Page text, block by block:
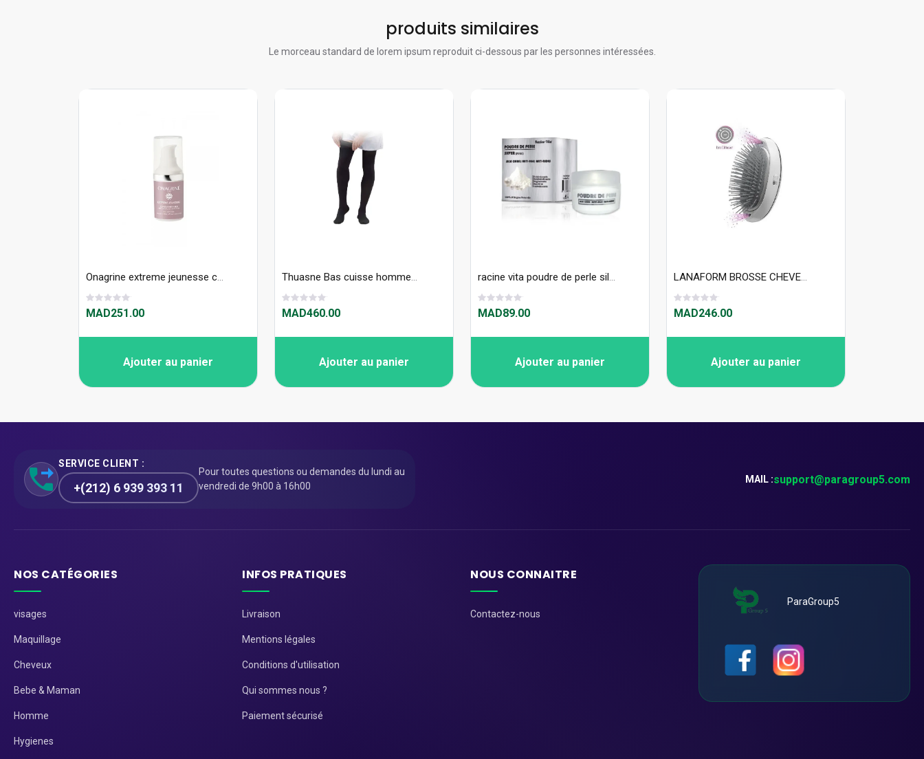
produits similaires
Le morceau standard de lorem ipsum reproduit ci-dessous par les personnes intéressées.
Onagrine extreme jeunesse contour des yeux 15ml
MAD251.00
Ajouter au panier
Thuasne Bas cuisse homme classe 2 Elégance VENOFLEX 5128
MAD460.00
Ajouter au panier
racine vita poudre de perle silver pure 25g
MAD89.00
Ajouter au panier
LANAFORM BROSSE CHEVEUX DÉMÊLANTE IONIQUE
MAD246.00
Ajouter au panier
SERVICE CLIENT :
+(212) 6 939 393 11
Pour toutes questions ou demandes du lundi au
vendredi de 9h00 à 16h00
MAIL :support@paragroup5.com
NOS CATÉGORIES
visages
Maquillage
Cheveux
Bebe & Maman
Homme
Hygienes
INFOS PRATIQUES
Livraison
Mentions légales
Conditions d'utilisation
Qui sommes nous ?
Paiement sécurisé
NOUS CONNAITRE
Contactez-nous
ParaGroup5